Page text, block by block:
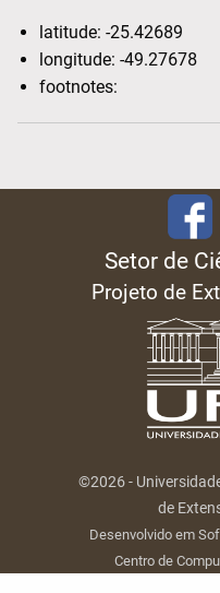
latitude: -25.42689
longitude: -49.27678
footnotes:
Setor de
Projeto de
©2026 -
de
Desenvolvido em
Centro de